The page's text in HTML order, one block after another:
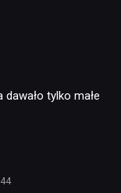
tylko małe